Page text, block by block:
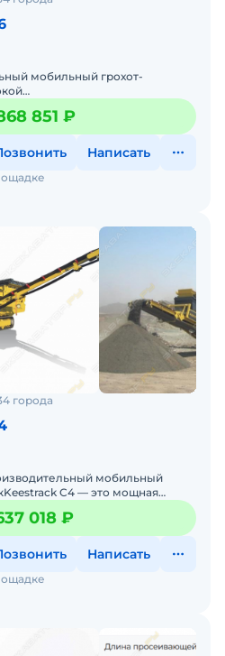
мобильный грохот-
C6 — это мощная и
сорт851 ₽
Написать
города
мобильный
C4 — это мощная
сортировки
018 ₽
Написать